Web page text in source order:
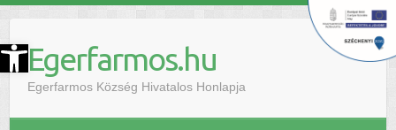
Eszköztár megnyitása Egerfarmos.hu
Egerfarmos Község Hivatalos Honlapja